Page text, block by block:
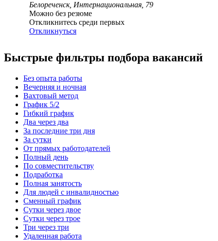
Белореченск, Интернациональная, 79
Можно без резюме
Откликнитесь среди первых
Откликнуться
Быстрые фильтры подбора вакансий
Без опыта работы
Вечерняя и ночная
Вахтовый метод
График 5/2
Гибкий график
Два через два
За последние три дня
За сутки
От прямых работодателей
Полный день
По совместительству
Подработка
Полная занятость
Для людей с инвалидностью
Сменный график
Сутки через двое
Сутки через трое
Три через три
Удаленная работа